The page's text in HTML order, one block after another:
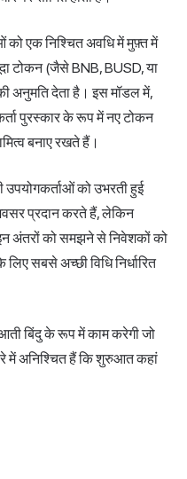
को एक निश्चित अवधि में मुफ़्त में
टोकन (जैसे BNB, BUSD, या
अनुमति देता है। इस मॉडल में,
पुरस्कार के रूप में नए टोकन
बनाए रखते हैं।
उपयोगकर्ताओं को उभरती हुई
प्रदान करते हैं, लेकिन
अंतरों को समझने से निवेशकों को
सबसे अच्छी विधि निर्धारित
बिंदु के रूप में काम करेगी जो
में अनिश्चित हैं कि शुरुआत कहां